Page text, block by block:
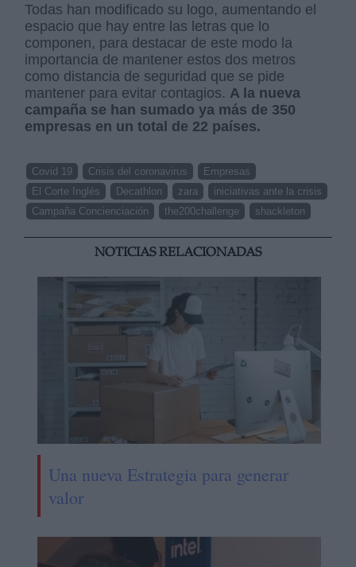
Todas han modificado su logo, aumentando el
espacio que hay entre las letras que lo
componen, para destacar de este modo la
importancia de mantener estos dos metros
como distancia de seguridad que se pide
mantener para evitar contagios. A la nueva
campaña se han sumado ya más de 350
empresas en un total de 22 países.
Covid 19 Crisis del coronavirus
Empresas
El Corte Inglés
Decathlon zara
iniciativas ante la crisis
Campaña Concienciación
the200challenge shackleton
NOTICIAS RELACIONADAS
Una nueva Estrategia para generar
valor